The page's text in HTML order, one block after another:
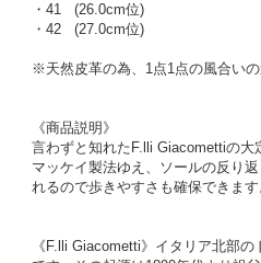
・41 (26.0cm位)
・42 (27.0cm位)
※天然皮革の為、1点1点の風合い
《商品説明》
言わずと知れたF.lli Giacomettiの
マッケイ製法ゆえ、ソールの反り
れるので歩きやすさも確保できます
《F.lli Giacometti》イタリア北部